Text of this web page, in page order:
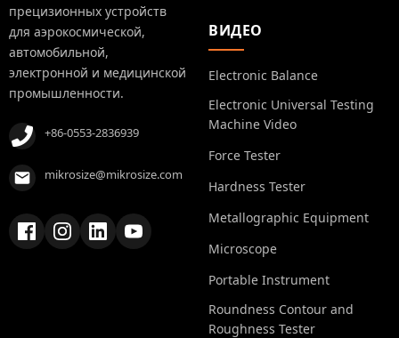
прецизионных устройств
для аэрокосмической,
автомобильной,
электронной и медицинской
промышленности.
+86-0553-2836939
mikrosize@mikrosize.com
ВИДЕО
Electronic Balance
Electronic Universal Testing
Machine Video
Force Tester
Hardness Tester
Metallographic Equipment
Microscope
Portable Instrument
Roundness Contour and
Roughness Tester